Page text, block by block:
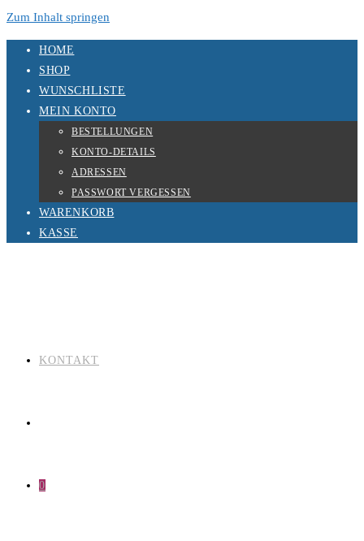
Zum Inhalt springen
HOME
SHOP
WUNSCHLISTE
MEIN KONTO
BESTELLUNGEN
KONTO-DETAILS
ADRESSEN
PASSWORT VERGESSEN
WARENKORB
KASSE
KONTAKT
0